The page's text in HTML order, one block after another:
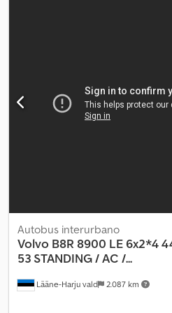
trasporto (L x L x A): 9,99x2,55x3,9
Lääne-Harju vald 2.087 km
Autobus interurbano
Volvo B8R 8900 LE 6x2*4
53 STANDING / AC /...